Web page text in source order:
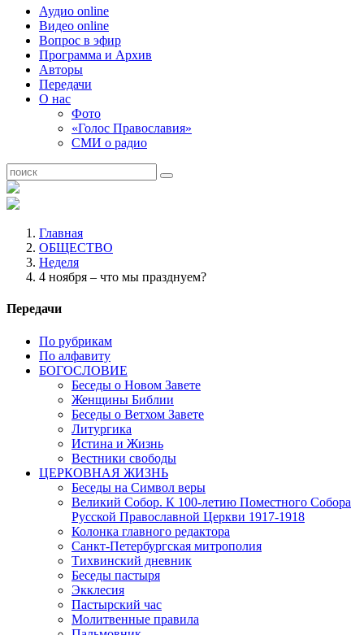
Аудио online
Видео online
Вопрос в эфир
Программа и Архив
Авторы
Передачи
О нас
Фото
«Голос Православия»
СМИ о радио
Главная
ОБЩЕСТВО
Неделя
4 ноября – что мы празднуем?
Передачи
По рубрикам
По алфавиту
БОГОСЛОВИЕ
Беседы о Новом Завете
Женщины Библии
Беседы о Ветхом Завете
Литургика
Истина и Жизнь
Вестники свободы
ЦЕРКОВНАЯ ЖИЗНЬ
Беседы на Символ веры
Великий Собор. К 100-летию Поместного Собора
Русской Православной Церкви 1917-1918
Колонка главного редактора
Санкт-Петербургская митрополия
Тихвинский дневник
Беседы пастыря
Экклесия
Пастырский час
Молитвенные правила